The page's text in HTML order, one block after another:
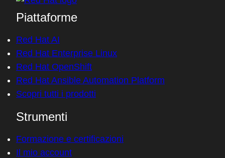
Piattaforme
Red Hat AI
Red Hat Enterprise Linux
Red Hat OpenShift
Red Hat Ansible Automation Platform
Strumenti